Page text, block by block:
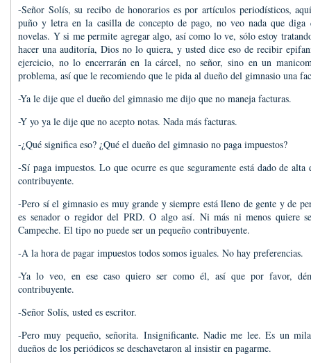
-Señor Solís, su recibo de honorarios es por artículos periodísticos,
puño y letra en la casilla de concepto de pago, no veo nada que diga
novelas. Y si me permite agregar algo, así como lo ve, sólo estoy
hacer una auditoría, Dios no lo quiera, y usted dice eso de recibir
ejercicio, no lo encerrarán en la cárcel, no señor, sino en un
problema, así que le recomiendo que le pida al dueño del gimnasio una
-Ya le dije que el dueño del gimnasio me dijo que no maneja facturas.
-Y yo ya le dije que no acepto notas. Nada más facturas.
-¿Qué significa eso? ¿Qué el dueño del gimnasio no paga impuestos?
-Sí paga impuestos. Lo que ocurre es que seguramente está dado de alta
contribuyente.
-Pero sí el gimnasio es muy grande y siempre está lleno de gente y de
es senador o regidor del PRD. O algo así. Ni más ni menos quiere
Campeche. El tipo no puede ser un pequeño contribuyente.
-A la hora de pagar impuestos todos somos iguales. No hay preferencias.
-Ya lo veo, en ese caso quiero ser como él, así que por favor,
contribuyente.
-Señor Solís, usted es escritor.
-Pero muy pequeño, señorita. Insignificante. Nadie me lee. Es un
dueños de los periódicos se deschavetaron al insistir en pagarme.